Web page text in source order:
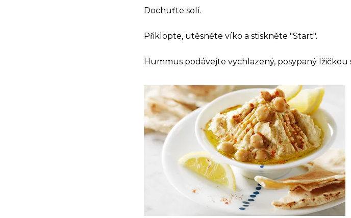
Dochuťte solí.
Přiklopte, utěsněte víko a stiskněte "Start".
Hummus podávejte vychlazený, posypaný